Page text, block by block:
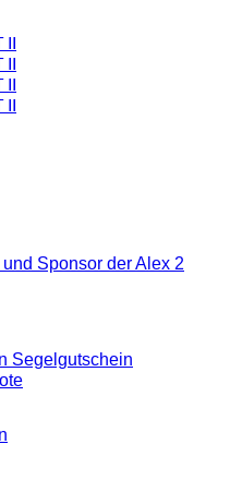
Sponsor der Alex 2
Segelgutschein